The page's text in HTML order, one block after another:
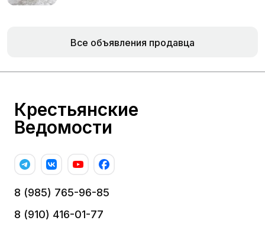
Все объявления продавца
Крестьянские
Ведомости
8 (985) 765-96-85
8 (910) 416-01-77